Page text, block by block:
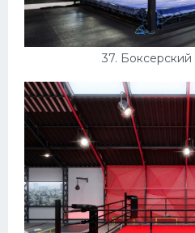
37. Боксерский